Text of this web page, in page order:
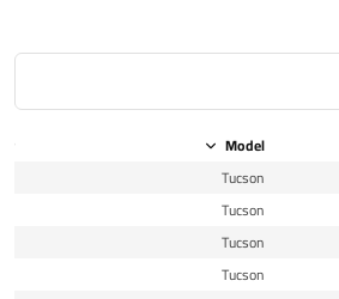
Model
Tucson
Tucson
Tucson
Tucson